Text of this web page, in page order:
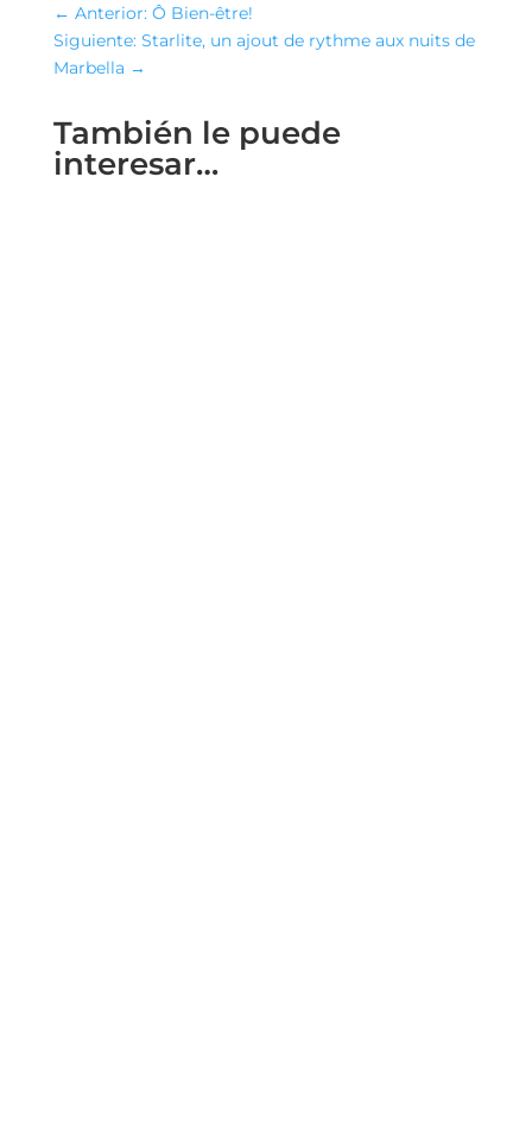
← Anterior: Ô Bien-être!
Siguiente: Starlite, un ajout de rythme aux nuits de
Marbella →
También le puede
interesar…